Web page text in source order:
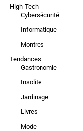
High-Tech
Cybersécurité
Informatique
Montres
Tendances
Gastronomie
Insolite
Jardinage
Livres
Mode